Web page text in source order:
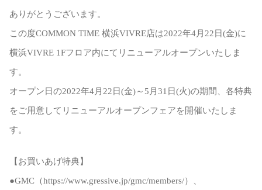
ありがとうございます。
この度COMMON TIME 横浜VIVRE店は2022年4月22日(金)に
横浜VIVRE 1Fフロア内にてリニューアルオープンいたしま
す。
オープン日の2022年4月22日(金)～5月31日(火)の期間、各特典
をご用意してリニューアルオープンフェアを開催いたしま
す。
【お買いあげ特典】
●GMC（https://www.gressive.jp/gmc/members/）、